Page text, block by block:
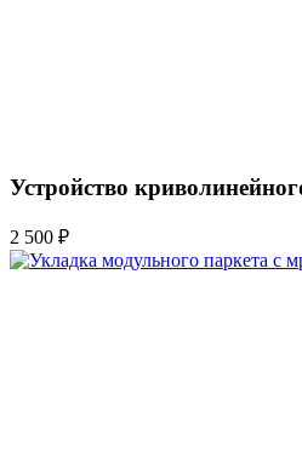
Устройство
2 500 ₽